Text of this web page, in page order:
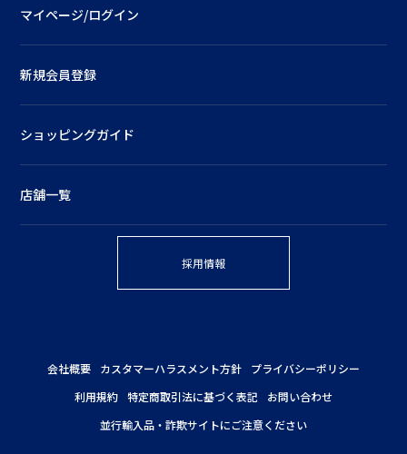
マイページ/ログイン
新規会員登録
ショッピングガイド
店舗一覧
採用情報
会社概要 カスタマーハラスメント方針
プライバシーポリシー
利用規約 特定商取引法に基づく表記
お問い合わせ
並行輸入品・詐欺サイトにご注意ください